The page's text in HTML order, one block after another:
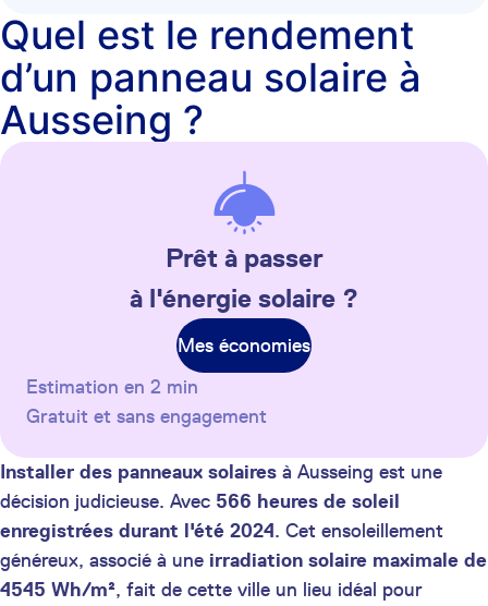
Quel est le rendement
d’un panneau solaire à
Ausseing ?
Prêt à passer
à l'énergie solaire ?
Mes économies
Estimation en 2 min
Gratuit et sans engagement
Installer des panneaux solaires à Ausseing est une
décision judicieuse. Avec 566 heures de soleil
enregistrées durant l'été 2024. Cet ensoleillement
généreux, associé à une irradiation solaire maximale de
4545 Wh/m², fait de cette ville un lieu idéal pour